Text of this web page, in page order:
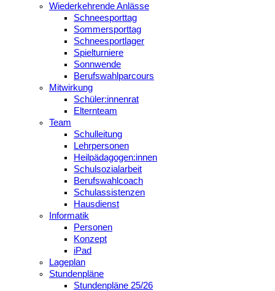
Wiederkehrende Anlässe
Schneesporttag
Sommersporttag
Schneesportlager
Spielturniere
Sonnwende
Berufswahlparcours
Mitwirkung
Schüler:innenrat
Elternteam
Team
Schulleitung
Lehrpersonen
Heilpädagogen:innen
Schulsozialarbeit
Berufswahlcoach
Schulassistenzen
Hausdienst
Informatik
Personen
Konzept
iPad
Lageplan
Stundenpläne
Stundenpläne 25/26